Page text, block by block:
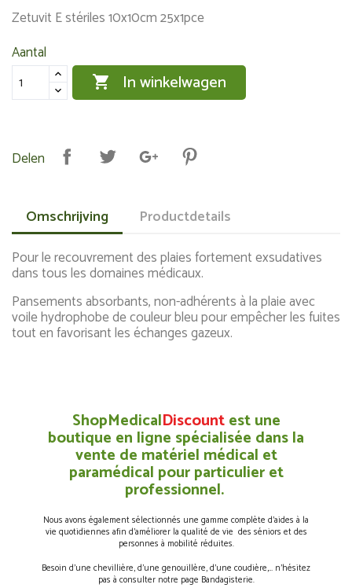
Zetuvit E stériles 10x10cm 25x1pce
Aantal
 In winkelwagen
Delen
Omschrijving Productdetails
Pour le recouvrement des plaies fortement exsudatives
dans tous les domaines médicaux.
Pansements absorbants, non-adhérents à la plaie avec
voile hydrophobe de couleur bleu pour empêcher les fuites
tout en favorisant les échanges gazeux.
ShopMedicalDiscountest une
boutique en ligne spécialisée dans la
vente de matériel médical et
paramédical pour particulier et
professionnel.
Nous avons également sélectionnés une gamme complète d’aides à la
vie quotidiennes afin d’améliorer la qualité de vie des séniors et des
personnes à mobilité réduites.
Besoin d’une chevillière, d’une genouillère, d’une coudière,… n’hésitez
pas à consulter notre page Bandagisterie.